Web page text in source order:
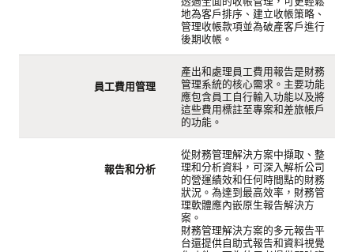
地為客戶排序、建立收帳策略、
管理收帳款項並為破產客戶進行
後期收帳。
員工費用管理
產出和處理員工費用報告是財務
管理系統的核心需求。主要功能
應包含員工自行輸入功能以及將
這些費用標註至專案和差旅帳戶
的功能。
報告和分析
從財務管理解決方案中擷取、整
理和分析資料，可深入解析公司
的營運績效和任何時間點的財務
狀況。為達到最高效率，財務管
理軟體應內嵌原生報告解決方
案。
財務管理解決方案的多元報告平
台還提供自助式報告和資料視覺